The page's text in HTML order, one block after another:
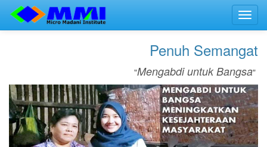
Penuh Semangat
"Mengabdi untuk Bangsa"